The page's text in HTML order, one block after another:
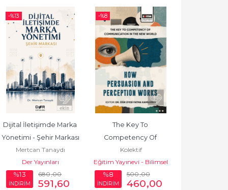
-%13
Dijital İletişimde Marka
Yönetimi - Şehir Markası
Mertcan Tanaydı
Der Yayınları
%13
İNDİRİM
680,00
591,60
-%8
The Key To
Competency Of
Communication In The
New World
Kolektif
Eğitim Yayınevi - Bilimsel
Eserler
%8
İNDİRİM
500,00
460,00